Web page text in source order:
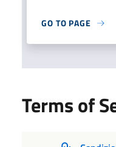
GO TO PAGE
Terms of